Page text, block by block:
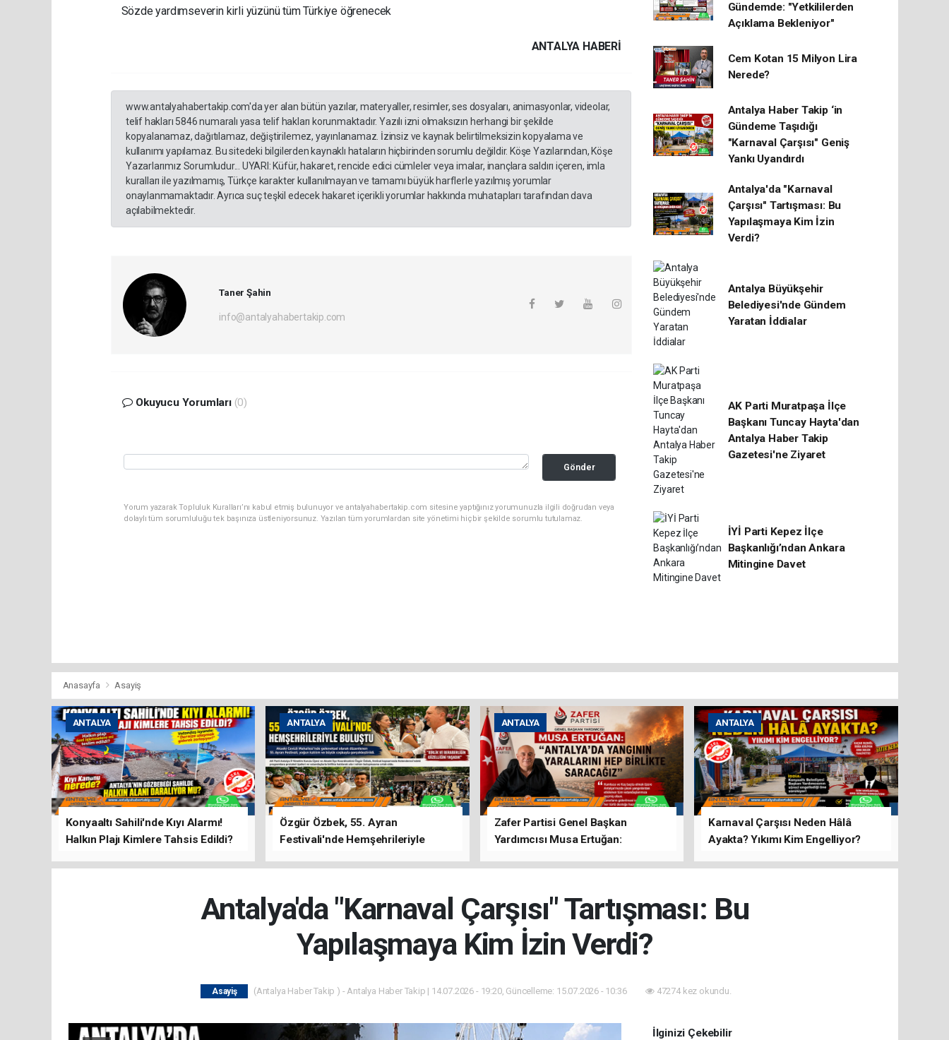
Sözde yardımseverin kirli yüzünü tüm Türkiye öğrenecek
ANTALYA HABERİ
www.antalyahabertakip.com'da yer alan bütün yazılar, materyaller, resimler, ses dosyaları, animasyonlar, videolar,
telif hakları 5846 numaralı yasa telif hakları korunmaktadır. Yazılı izni olmaksızın herhangi bir şekilde
kopyalanamaz, dağıtılamaz, değiştirilemez, yayınlanamaz. İzinsiz ve kaynak belirtilmeksizin kopyalama ve
kullanımı yapılamaz. Bu sitedeki bilgilerden kaynaklı hataların hiçbirinden sorumlu değildir. Köşe Yazılarından, Köşe
Yazarlarımız Sorumludur... UYARI: Küfür, hakaret, rencide edici cümleler veya imalar, inançlara saldırı içeren, imla
kuralları ile yazılmamış, Türkçe karakter kullanılmayan ve tamamı büyük harflerle yazılmış yorumlar
onaylanmamaktadır. Ayrıca suç teşkil edecek hakaret içerikli yorumlar hakkında muhatapları tarafından dava
açılabilmektedir.
Taner Şahin
info@antalyahabertakip.com
Okuyucu Yorumları (0)
Gönder
Yorum yazarak Topluluk Kuralları’nı kabul etmiş bulunuyor ve antalyahabertakip.com sitesine yaptığınız yorumunuzla ilgili doğrudan veya
dolaylı tüm sorumluluğu tek başınıza üstleniyorsunuz. Yazılan tüm yorumlardan site yönetimi hiçbir şekilde sorumlu tutulamaz.
Gündemde: "Yetkililerden
Açıklama Bekleniyor"
Cem Kotan 15 Milyon Lira
Nerede?
Antalya Haber Takip ‘in
Gündeme Taşıdığı
"Karnaval Çarşısı" Geniş
Yankı Uyandırdı
Antalya'da "Karnaval
Çarşısı" Tartışması: Bu
Yapılaşmaya Kim İzin
Verdi?
Antalya Büyükşehir
Belediyesi'nde Gündem
Yaratan İddialar
AK Parti Muratpaşa İlçe
Başkanı Tuncay Hayta'dan
Antalya Haber Takip
Gazetesi'ne Ziyaret
İYİ Parti Kepez İlçe
Başkanlığı’ndan Ankara
Mitingine Davet
Anasayfa Asayiş
ANTALYA
Konyaaltı Sahili'nde Kıyı Alarmı!
Halkın Plajı Kimlere Tahsis Edildi?
ANTALYA
Özgür Özbek, 55. Ayran
Festivali'nde Hemşehrileriyle
ANTALYA
Zafer Partisi Genel Başkan
Yardımcısı Musa Ertuğan:
ANTALYA
Karnaval Çarşısı Neden Hâlâ
Ayakta? Yıkımı Kim Engelliyor?
Antalya'da "Karnaval Çarşısı" Tartışması: Bu
Yapılaşmaya Kim İzin Verdi?
Asayiş (Antalya Haber Takip ) - Antalya Haber Takip | 14.07.2026 - 19:20, Güncelleme: 15.07.2026 - 10:36 47274 kez okundu.
İlginizi Çekebilir